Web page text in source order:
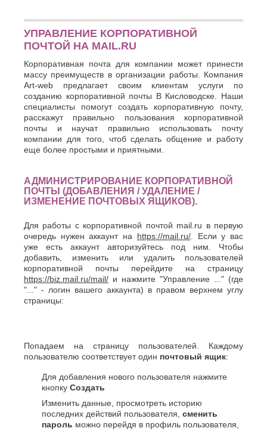
Киров
Кисловодск
Ковров
Коломна
Копейск
Кострома
Красногорск
Краснодар
Курган
Л
Люберцы
М
Майкоп
Махачкала
Миасс
Москва
Мурманск
Муром
Мытищи
Челны
Нальчик
Нефтекамск
Тула
Тюмень
У
Ульяновск
Уфа
Ф
Феодосия
Х
Химки
Ч
Челябинск
Череповец
Черкесск
Ш
Шахты
Э
Я
Ярославль
УПРАВЛЕНИЕ КОРПОРАТИВНОЙ
ПОЧТОЙ НА MAIL.RU
Корпоративная почта для компании может принести
массу преимуществ в организации работы. Компания
Аrt-web предлагает своим клиентам услуги по
созданию корпоративной почты В Кисловодске. Наши
специалисты помогут создать корпоративную почту,
расскажут правильно пользования корпоративной
почты и научат правильно использовать почту
компании для того, чтоб сделать общение и работу
еще более простыми и приятными.
АДМИНИСТРИРОВАНИЕ КОРПОРАТИВНОЙ
ПОЧТЫ (ДОБАВЛЕНИЯ / УДАЛЕНИЕ /
ИЗМЕНЕНИЕ ПОЧТОВЫХ ЯЩИКОВ).
Для работы с корпоративной почтой mail.ru в первую
очередь нужен аккаунт на https://mail.ru/. Если у вас
уже есть аккаунт авторизуйтесь под ним. Чтобы
добавить, изменить или удалить пользователей
корпоративной почты перейдите на страницу
https://biz.mail.ru/mail/ и нажмите "Управление ..." (где
"..." - логин вашего аккаунта) в правом верхнем углу
страницы:
Попадаем на страницу пользователей. Каждому
пользователю соответствует один почтовый ящик:
Для добавления нового пользователя нажмите
кнопку Создать
Изменить данные, просмотреть историю
последних действий пользователя, сменить
пароль можно перейдя в профиль пользователя,